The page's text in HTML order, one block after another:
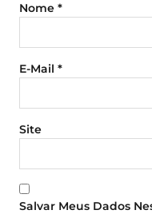
Nome *
E-Mail *
Site
Salvar Meus Dados